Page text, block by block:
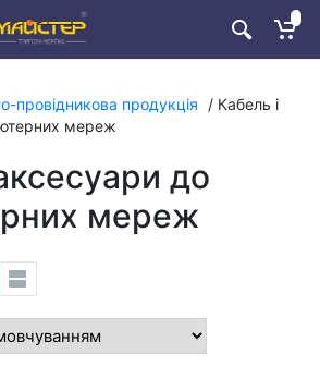
провідникова продукція
/ Кабель і
мереж
до
мереж